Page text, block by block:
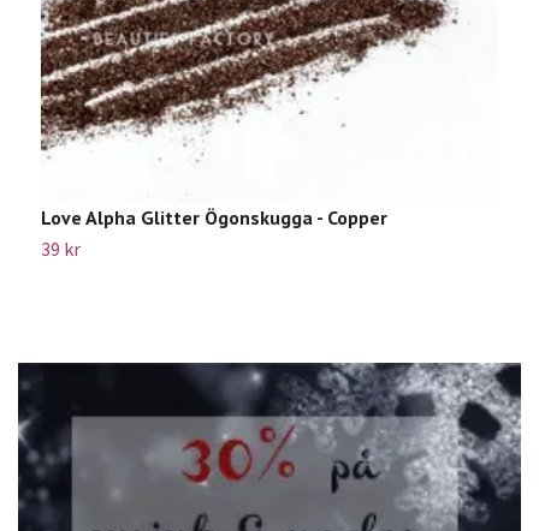
Love Alpha Glitter Ögonskugga - Copper
39 kr